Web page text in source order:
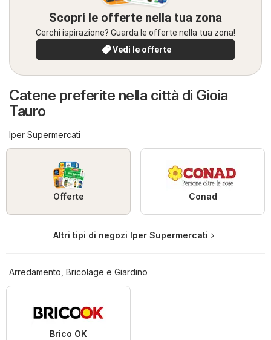
Scopri le offerte nella tua zona
Cerchi ispirazione? Guarda le offerte nella tua zona!
Vedi le offerte
Catene preferite nella città di Gioia
Tauro
Iper Supermercati
Offerte Conad
Altri tipi di negozi Iper Supermercati
Arredamento, Bricolage e Giardino
Brico OK